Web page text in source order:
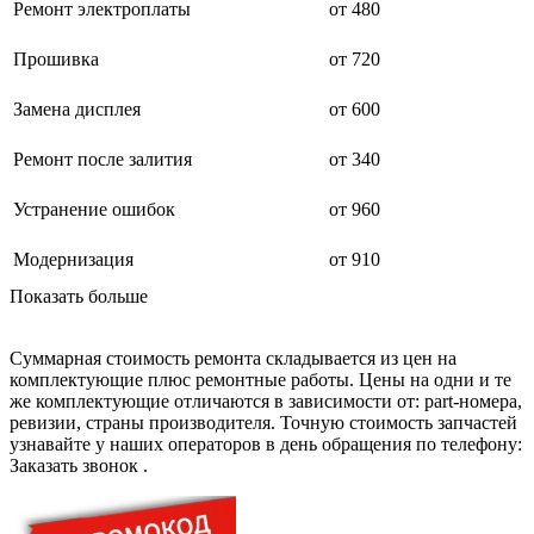
диктофон
диспенсеров для розлива напитков
дистилляторов воды
дизельных генераторов
dji goggles
документ-камер
дорожек для ходьбы
драйкулеров
драм машин
дрелей
дрелей для алмазного бурения
дрелей-миксеров
дрелей-шуруповертов
дрелей ударных
Ремонт электроплаты от 480
Прошивка от 720
Замена дисплея от 600
Ремонт после залития от 340
Устранение ошибок от 960
Модернизация
от 910
Показать больше
Суммарная стоимость ремонта складывается из цен на
комплектующие плюс ремонтные работы. Цены на одни и те
же комплектующие отличаются в зависимости от: part-номера,
ревизии, страны производителя. Точную стоимость запчастей
узнавайте у наших операторов в день обращения по телефону:
Заказать звонок .